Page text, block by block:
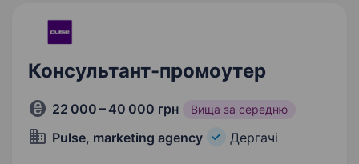
Консультант-промоутер
22 000 – 40 000 грн Вища за середню
Pulse, marketing agency Дергачі